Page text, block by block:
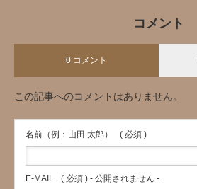
コメント
0 コメント
この記事へのコメントはありません。
名前（例：山田 太郎） ( 必須 )
E-MAIL ( 必須 ) - 公開されません -